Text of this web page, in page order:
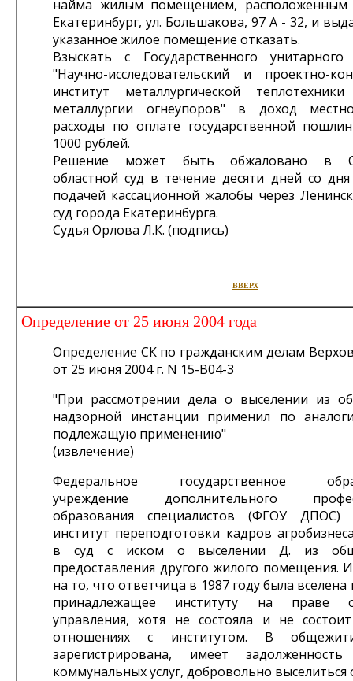
найма жилым помещением, расположенным
Екатеринбург, ул. Большакова, 97 А - 32, и
указанное жилое помещение отказать.
Взыскать с Государственного унитарного
"Научно-исследовательский и проектно-
институт металлургической
металлургии огнеупоров" в доход
расходы по оплате государственной
1000 рублей.
Решение может быть обжаловано в
областной суд в течение десяти дней со
подачей кассационной жалобы через
суд города Екатеринбурга.
Судья Орлова Л.К. (подпись)
ВВЕРХ
Определение от 25 июня 2004 года
Определение СК по гражданским делам
от 25 июня 2004 г. N 15-В04-3
"При рассмотрении дела о выселении из
надзорной инстанции применил по
подлежащую применению"
(извлечение)
Федеральное государственное
учреждение дополнительного
образования специалистов (ФГОУ ДПОС)
институт переподготовки кадров
в суд с иском о выселении Д. из
предоставления другого жилого помещения.
на то, что ответчица в 1987 году была
принадлежащее институту на праве
управления, хотя не состояла и не
отношениях с институтом. В
зарегистрирована, имеет
коммунальных услуг, добровольно выселиться